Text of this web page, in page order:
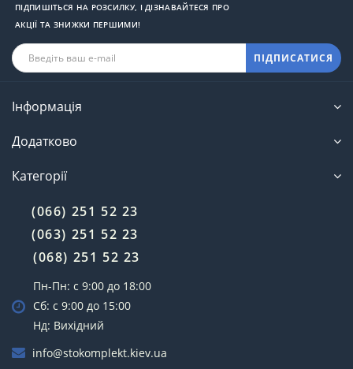
ПІДПИШІТЬСЯ НА РОЗСИЛКУ, І ДІЗНАВАЙТЕСЯ ПРО
АКЦІЇ ТА ЗНИЖКИ ПЕРШИМИ!
ПІДПИСАТИСЯ
Інформація
Додатково
Категорії
(066) 251 52 23
(063) 251 52 23
(068) 251 52 23
Пн-Пн: с 9:00 до 18:00
Сб: с 9:00 до 15:00
Нд: Вихідний
info@stokomplekt.kiev.ua